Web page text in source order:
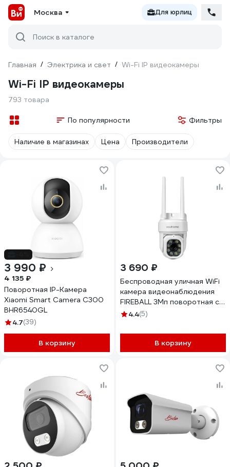
Москва Для юрлиц
Поиск в каталоге
Главная / Электрика и свет / Wi-Fi IP видеокамеры
Wi-Fi IP видеокамеры
793 товара
По популярности Фильтры
Наличие в магазинах Цена Производители
3 990 ₽
4 135 ₽
Поворотная IP-Камера
Xiaomi Smart Camera C300
BHR6540GL
4.7(39)
В корзину
3 690 ₽
Беспроводная уличная WiFi
камера видеонаблюдения
FIREBALL 3Мп поворотная с
микрофоном Tuya Smart Life
4.4(5)
В корзину